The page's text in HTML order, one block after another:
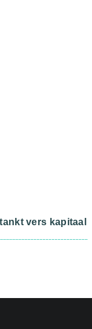
vers kapitaal